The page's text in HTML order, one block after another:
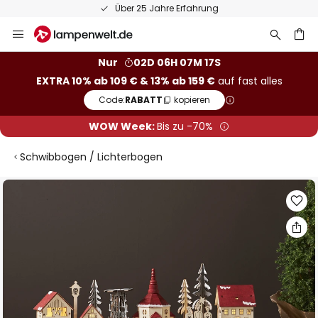
Über 25 Jahre Erfahrung
Inhalt
Nur
02D 06H 07M 17S
EXTRA 10% ab 109 € & 13% ab 159 €auf fast alles
Code:RABATT kopieren
WOW Week:Bis zu -70%
Schwibbogen / Lichterbogen
Zum